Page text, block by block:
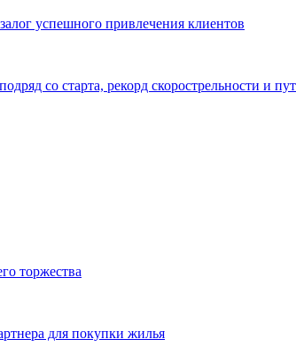
успешного привлечения клиентов
со старта, рекорд скорострельности и
торжества
для покупки жилья